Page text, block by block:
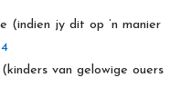
(indien jy dit op ’n manier
van gelowige ouers